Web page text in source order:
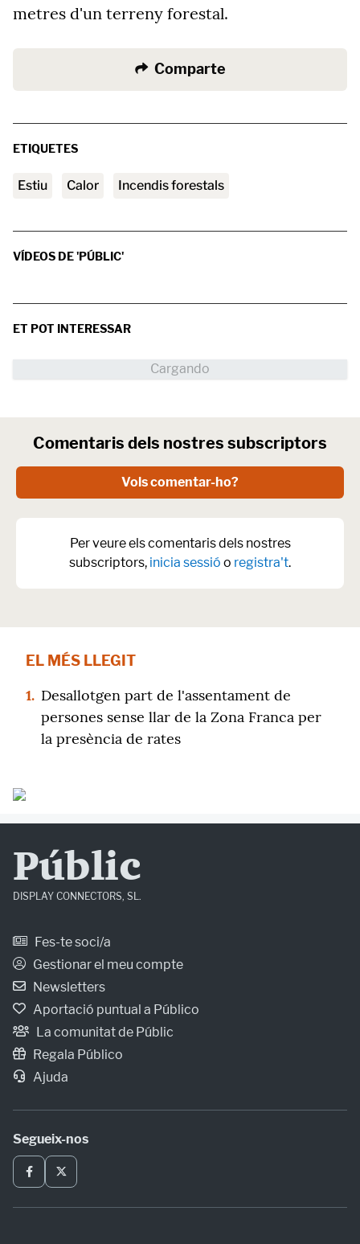
metres d'un terreny forestal.
Comparte
ETIQUETES
estiu calor incendis forestals
VÍDEOS DE 'PÚBLIC'
ET POT INTERESSAR
Comentaris dels nostres subscriptors
Vols comentar-ho?
Per veure els comentaris dels nostres
subscriptors, inicia sessió o registra't.
EL MÉS LLEGIT
1. Desallotgen part de l'assentament de
persones sense llar de la Zona Franca per
la presència de rates
Públic
DISPLAY CONNECTORS, SL.
Fes-te soci/a
Gestionar el meu compte
Newsletters
Aportació puntual a Público
La comunitat de Públic
Regala Público
Ajuda
Segueix-nos